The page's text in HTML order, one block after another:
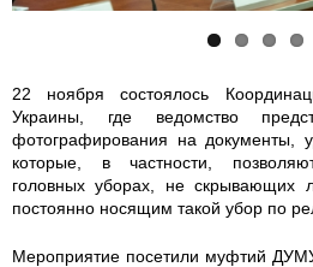
2
k
7
k
0
8
0
8
1
k
22 ноября состоялось
Украины, где ведомство
фотографирования на документы,
которые, в частности,
головных уборах, не скрывающих
постоянно носящим такой убор по
Мероприятие посетили муфтий